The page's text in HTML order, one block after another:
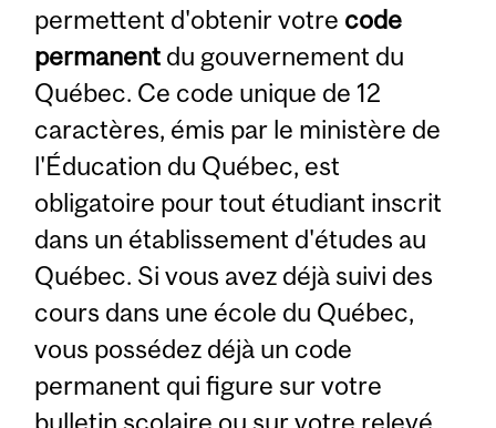
permettent d'obtenir votre code
permanent du gouvernement du
Québec. Ce code unique de 12
caractères, émis par le ministère de
l'Éducation du Québec, est
obligatoire pour tout étudiant inscrit
dans un établissement d'études au
Québec. Si vous avez déjà suivi des
cours dans une école du Québec,
vous possédez déjà un code
permanent qui figure sur votre